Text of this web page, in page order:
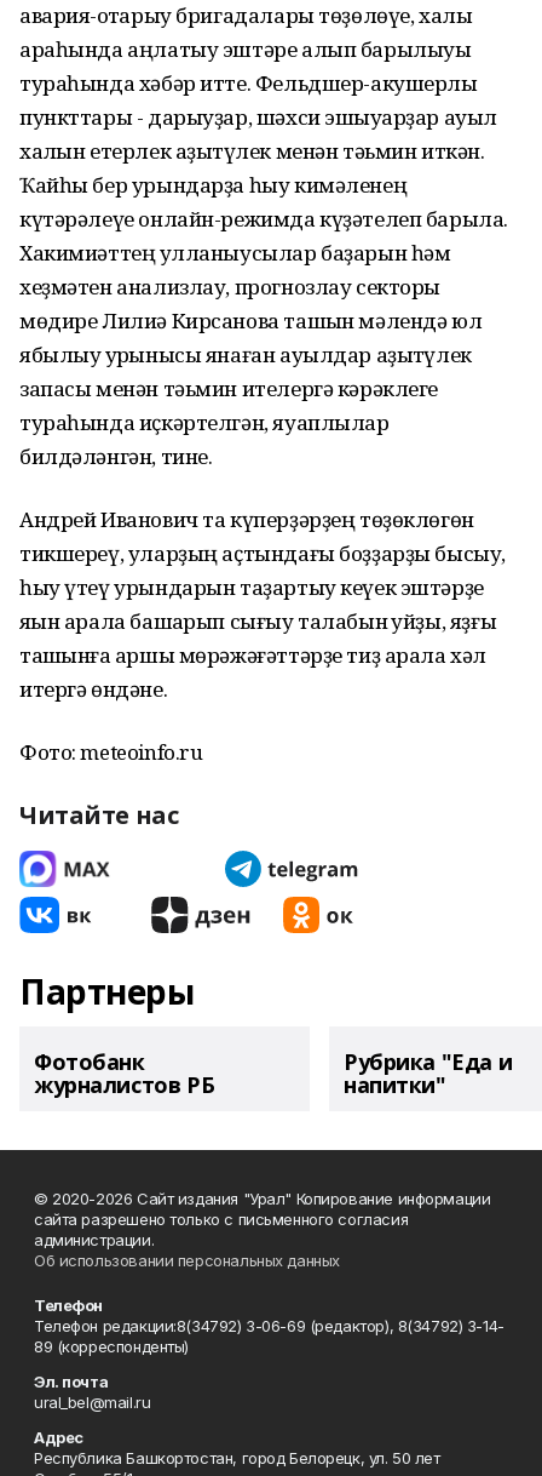
авария-ҡотҡарыу бригадалары төҙөлөүе, халыҡ
араһында аңлатыу эштәре алып барылыуы
тураһында хәбәр итте. Фельдшер-акушерлыҡ
пункттары - дарыуҙар, шәхси эшҡыуарҙар ауыл
халҡын етерлек аҙыҡтүлек менән тәьмин иткән.
Ҡайһы бер урындарҙа һыу кимәленең
күтәрәлеүе онлайн-режимда күҙәтелеп барыла.
Хакимиәттең ҡулланыусылар баҙарын һәм
хеҙмәтен анализлау, прогнозлау секторы
мөдире Лилиә Кирсанова ташҡын мәлендә юл
ябылыу ҡурҡынысы янаған ауылдар аҙыҡтүлек
запасы менән тәьмин ителергә кәрәклеге
тураһында иҫкәртелгән, яуаплылар
билдәләнгән, тине.
Андрей Иванович та күперҙәрҙең төҙөклөгөн
тикшереү, уларҙың аҫтындағы боҙҙарҙы бысыу,
һыу үтеү урындарын таҙартыу кеүек эштәрҙе
яҡын арала башҡарып сығыу талабын ҡуйҙы, яҙғы
ташҡынға ҡаршы мөрәжәғәттәрҙе тиҙ арала хәл
итергә өндәне.
Фото: meteoinfo.ru
Читайте нас
Партнеры
Фотобанк
журналистов РБ
Рубрика "Еда и
напитки"
© 2020-2026 Сайт издания "Урал" Копирование информации
сайта разрешено только с письменного согласия
администрации.
Об использовании персональных данных
Телефон
Телефон редакции:8(34792) 3-06-69 (редактор), 8(34792) 3-14-
89 (корреспонденты)
Эл. почта
ural_bel@mail.ru
Адрес
Республика Башкортостан, город Белорецк, ул. 50 лет